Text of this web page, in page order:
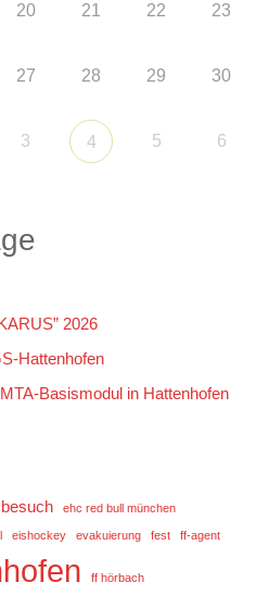
20 21 22 23
27 28 29 30
3 4 5 6
2026
Hattenhofen
Basismodul in Hattenhofen
besuch ehc red bull münchen
eishockey evakuierung fest ff-agent
ff hörbach